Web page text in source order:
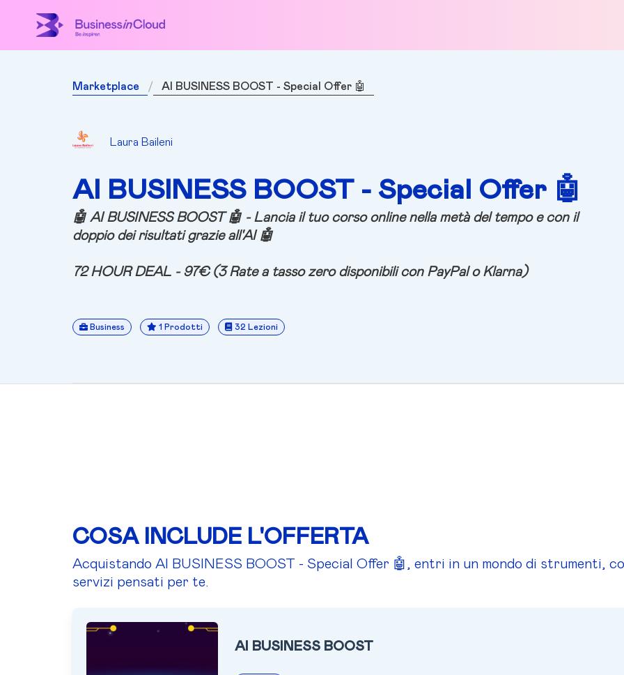
Marketplace AI BUSINESS BOOST - Special Offer 🤖
Laura Baileni
AI BUSINESS BOOST - Special Offer 🤖
🤖 AI BUSINESS BOOST🤖 - Lancia il tuo corso online nella metà del tempo e con il
doppio dei risultati grazie all'AI 🤖
72 HOUR DEAL - 97€ (3 Rate a tasso zero disponibili con PayPal o Klarna)
Business 1 Prodotti 32 Lezioni
COSA INCLUDE L'OFFERTA
Acquistando AI BUSINESS BOOST - Special Offer 🤖, entri in un mondo di strumenti,
servizi pensati per te.
AI BUSINESS BOOST